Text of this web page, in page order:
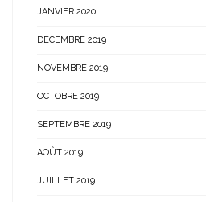
JANVIER 2020
DÉCEMBRE 2019
NOVEMBRE 2019
OCTOBRE 2019
SEPTEMBRE 2019
AOÛT 2019
JUILLET 2019